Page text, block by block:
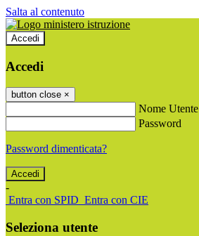
Salta al contenuto
Accedi
Accedi
button close ×
Nome Utente
Password
Password dimenticata?
-
Entra con SPID Entra con CIE
Seleziona utente